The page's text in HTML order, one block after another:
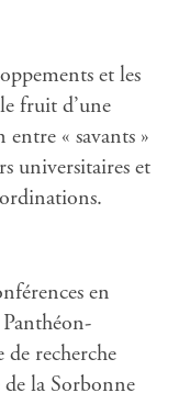
et les
fruit d’une
« savants »
universitaires et
en
de recherche
la Sorbonne